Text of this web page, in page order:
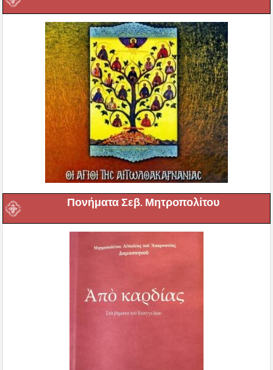
Πονήματα Σεβ. Μητροπολίτου